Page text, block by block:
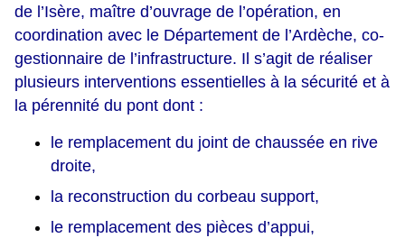
de l’Isère, maître d’ouvrage de l’opération, en
coordination avec le Département de l’Ardèche, co-
gestionnaire de l’infrastructure. Il s’agit de réaliser
plusieurs interventions essentielles à la sécurité et à
la pérennité du pont dont :
le remplacement du joint de chaussée en rive
droite,
la reconstruction du corbeau support,
le remplacement des pièces d’appui,